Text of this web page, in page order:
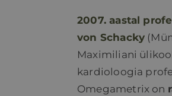
2007. aastal
von Schacky
Maximiliani
kardioloogia
Omegametrix on